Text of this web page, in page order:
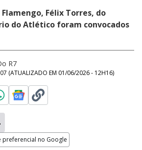
Félix Torres, do
do Atlético foram convocados
R7
(ATUALIZADO EM 01/06/2026 - 12H16)
no Google